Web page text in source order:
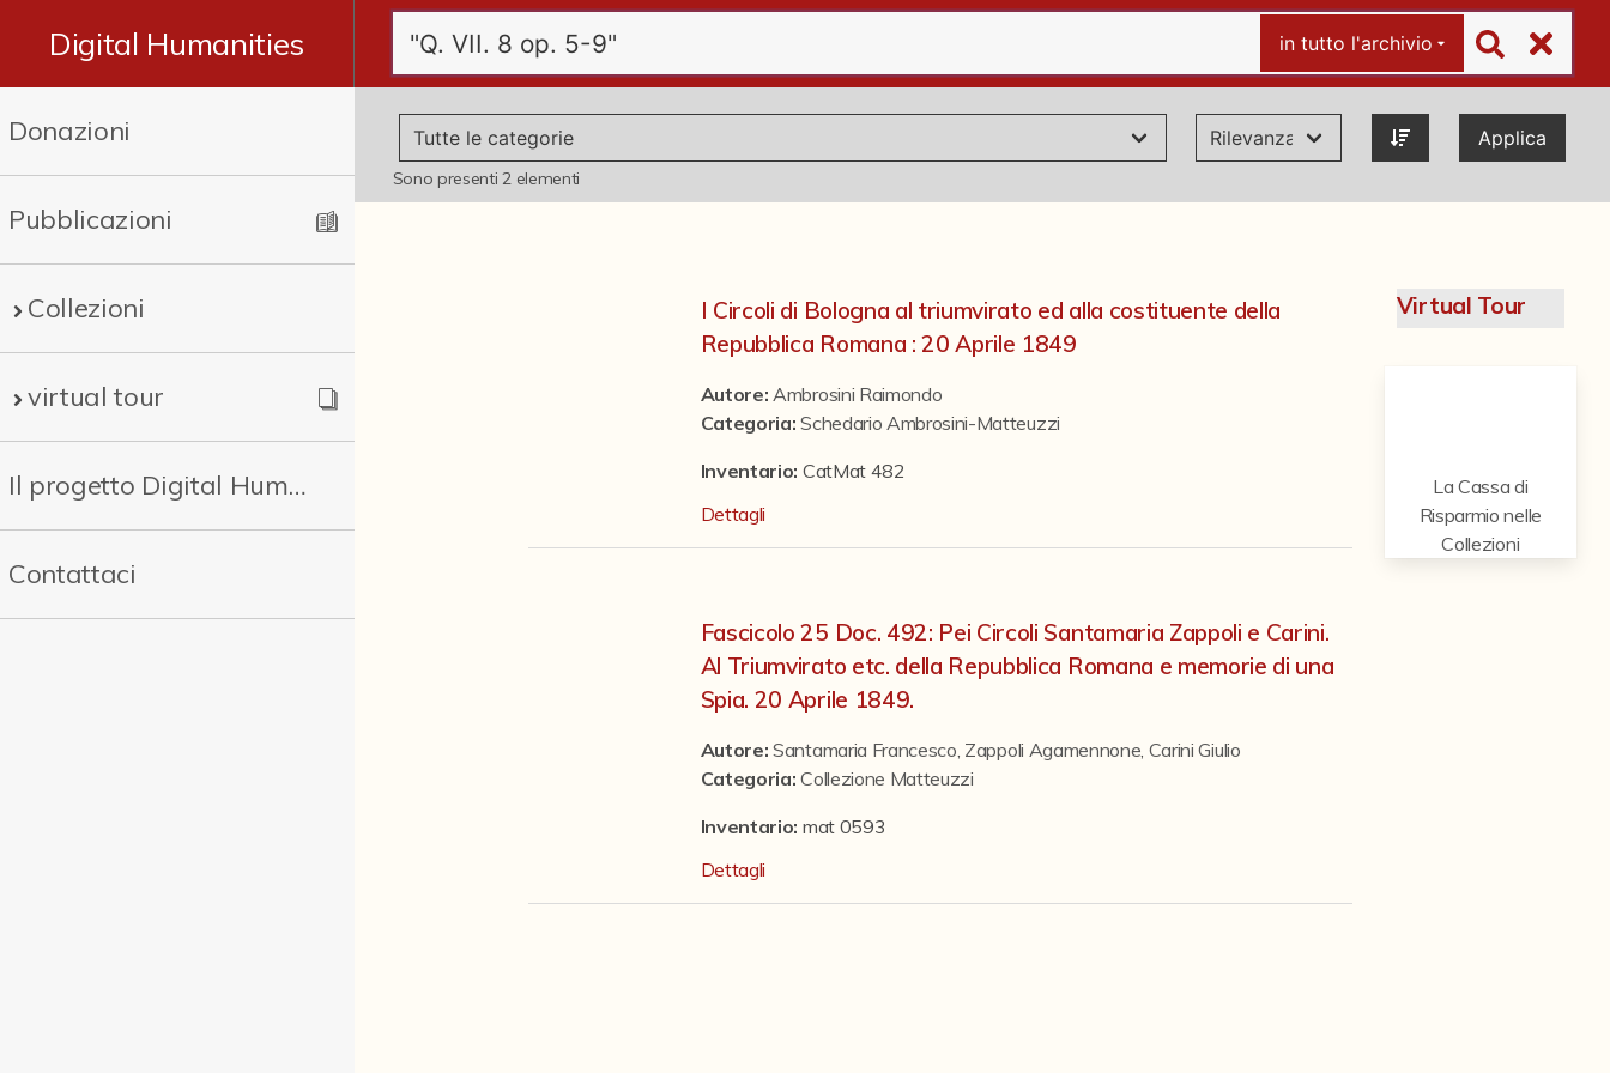
Digital Humanities
Donazioni
Pubblicazioni
Collezioni
virtual tour
Il progetto Digital Humanities
Contattaci
in tutto l'archivio
Applica
Sono presenti2elementi
I Circoli di Bologna al triumvirato ed alla costituente della
Repubblica Romana : 20 Aprile 1849
Autore:Ambrosini Raimondo
Categoria:Schedario Ambrosini-Matteuzzi
Inventario: CatMat 482
Dettagli
Fascicolo 25 Doc. 492: Pei Circoli Santamaria Zappoli e Carini.
Al Triumvirato etc. della Repubblica Romana e memorie di una
Spia. 20 Aprile 1849.
Autore:Santamaria Francesco, Zappoli Agamennone, Carini Giulio
Categoria:Collezione Matteuzzi
Inventario: mat 0593
Dettagli
Virtual Tour
La Cassa di
Risparmio nelle
Collezioni